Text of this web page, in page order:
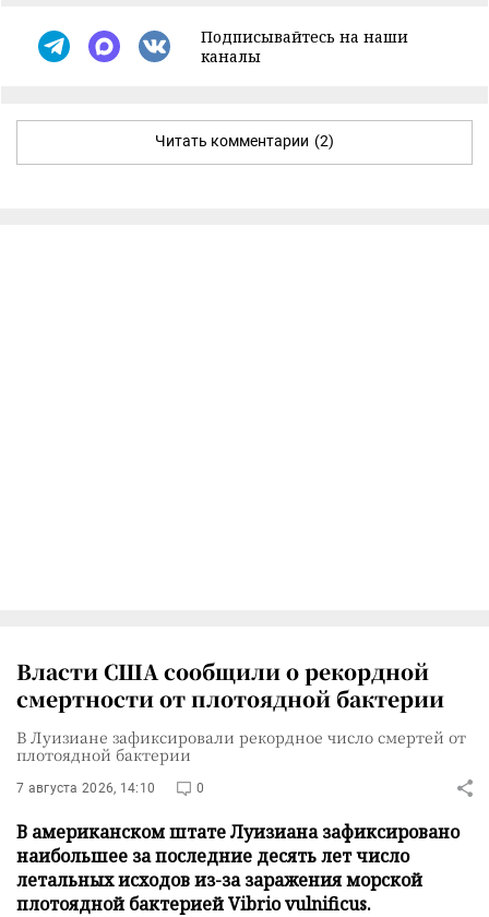
Подписывайтесь на наши
каналы
Читать комментарии (2)
Власти США сообщили о рекордной
смертности от плотоядной бактерии
В Луизиане зафиксировали рекордное число смертей от
плотоядной бактерии
7 августа 2026, 14:10 0
В американском штате Луизиана зафиксировано
наибольшее за последние десять лет число
летальных исходов из-за заражения морской
плотоядной бактерией Vibrio vulnificus.